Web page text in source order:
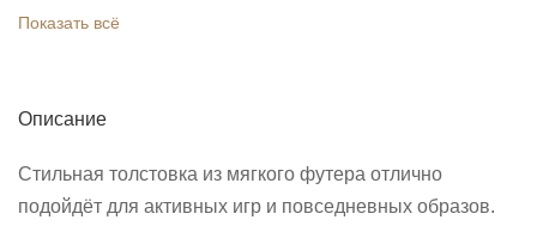
Показать всё
Описание
Стильная толстовка из мягкого футера отлично
подойдёт для активных игр и повседневных образов.